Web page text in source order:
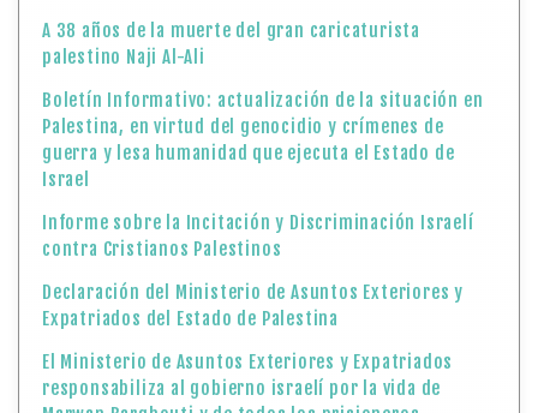
A 38 años de la muerte del gran caricaturista
palestino Naji Al-Ali
Boletín Informativo: actualización de la situación en
Palestina, en virtud del genocidio y crímenes de
guerra y lesa humanidad que ejecuta el Estado de
Israel
Informe sobre la Incitación y Discriminación Israelí
contra Cristianos Palestinos
Declaración del Ministerio de Asuntos Exteriores y
Expatriados del Estado de Palestina
El Ministerio de Asuntos Exteriores y Expatriados
responsabiliza al gobierno israelí por la vida de